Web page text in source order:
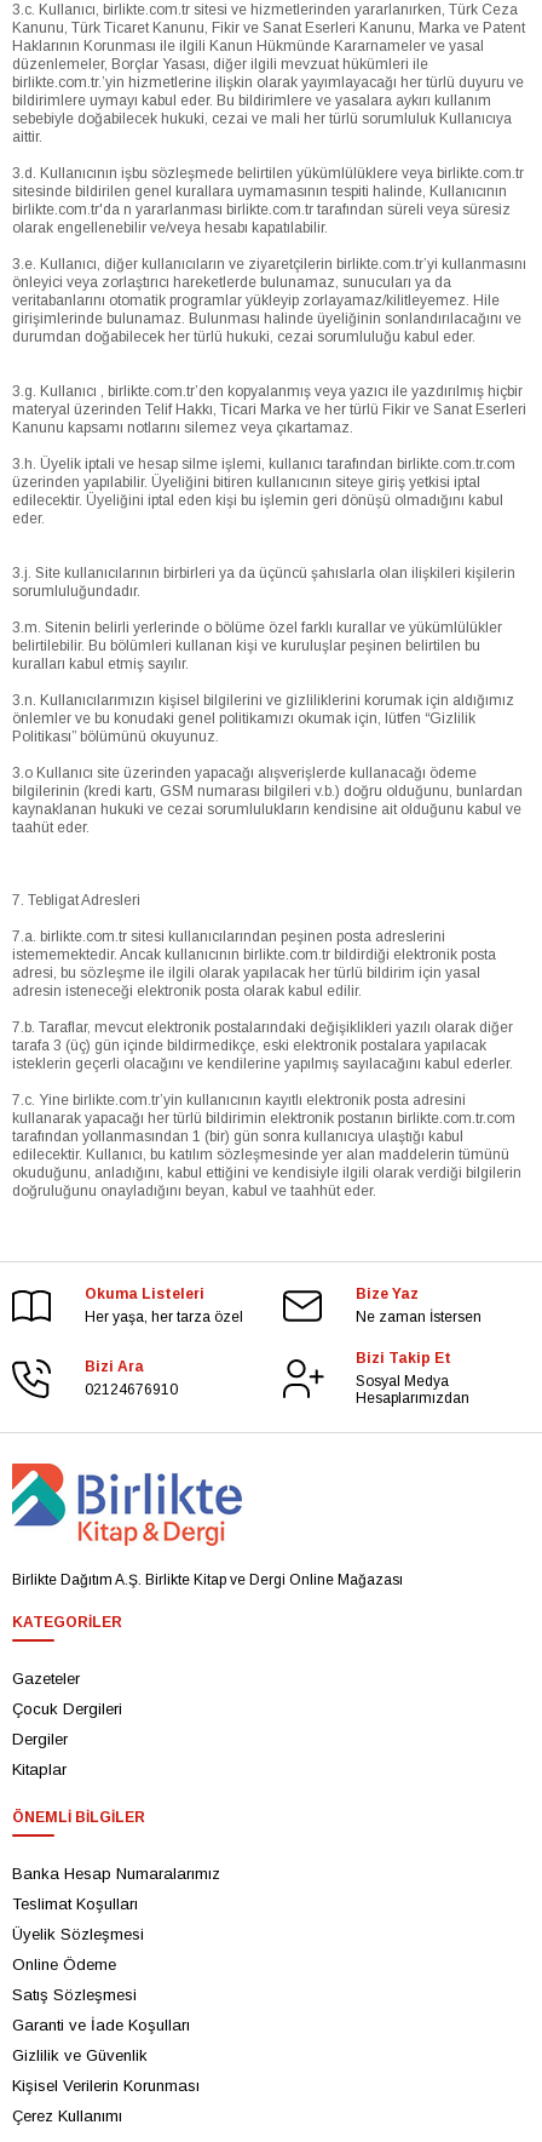
3.c. Kullanıcı, birlikte.com.tr sitesi ve hizmetlerinden yararlanırken, Türk Ceza
Kanunu, Türk Ticaret Kanunu, Fikir ve Sanat Eserleri Kanunu, Marka ve Patent
Haklarının Korunması ile ilgili Kanun Hükmünde Kararnameler ve yasal
düzenlemeler, Borçlar Yasası, diğer ilgili mevzuat hükümleri ile
birlikte.com.tr.’yin hizmetlerine ilişkin olarak yayımlayacağı her türlü duyuru ve
bildirimlere uymayı kabul eder. Bu bildirimlere ve yasalara aykırı kullanım
sebebiyle doğabilecek hukuki, cezai ve mali her türlü sorumluluk Kullanıcıya
aittir.
3.d. Kullanıcının işbu sözleşmede belirtilen yükümlülüklere veya birlikte.com.tr
sitesinde bildirilen genel kurallara uymamasının tespiti halinde, Kullanıcının
birlikte.com.tr'da n yararlanması birlikte.com.tr tarafından süreli veya süresiz
olarak engellenebilir ve/veya hesabı kapatılabilir.
3.e. Kullanıcı, diğer kullanıcıların ve ziyaretçilerin birlikte.com.tr’yi kullanmasını
önleyici veya zorlaştırıcı hareketlerde bulunamaz, sunucuları ya da
veritabanlarını otomatik programlar yükleyip zorlayamaz/kilitleyemez. Hile
girişimlerinde bulunamaz. Bulunması halinde üyeliğinin sonlandırılacağını ve
durumdan doğabilecek her türlü hukuki, cezai sorumluluğu kabul eder.
3.g. Kullanıcı , birlikte.com.tr’den kopyalanmış veya yazıcı ile yazdırılmış hiçbir
materyal üzerinden Telif Hakkı, Ticari Marka ve her türlü Fikir ve Sanat Eserleri
Kanunu kapsamı notlarını silemez veya çıkartamaz.
3.h. Üyelik iptali ve hesap silme işlemi, kullanıcı tarafından birlikte.com.tr.com
üzerinden yapılabilir. Üyeliğini bitiren kullanıcının siteye giriş yetkisi iptal
edilecektir. Üyeliğini iptal eden kişi bu işlemin geri dönüşü olmadığını kabul
eder.
3.j. Site kullanıcılarının birbirleri ya da üçüncü şahıslarla olan ilişkileri kişilerin
sorumluluğundadır.
3.m. Sitenin belirli yerlerinde o bölüme özel farklı kurallar ve yükümlülükler
belirtilebilir. Bu bölümleri kullanan kişi ve kuruluşlar peşinen belirtilen bu
kuralları kabul etmiş sayılır.
3.n. Kullanıcılarımızın kişisel bilgilerini ve gizliliklerini korumak için aldığımız
önlemler ve bu konudaki genel politikamızı okumak için, lütfen “Gizlilik
Politikası” bölümünü okuyunuz.
3.o Kullanıcı site üzerinden yapacağı alışverişlerde kullanacağı ödeme
bilgilerinin (kredi kartı, GSM numarası bilgileri v.b.) doğru olduğunu, bunlardan
kaynaklanan hukuki ve cezai sorumlulukların kendisine ait olduğunu kabul ve
taahüt eder.
7. Tebligat Adresleri
7.a. birlikte.com.tr sitesi kullanıcılarından peşinen posta adreslerini
istememektedir. Ancak kullanıcının birlikte.com.tr bildirdiği elektronik posta
adresi, bu sözleşme ile ilgili olarak yapılacak her türlü bildirim için yasal
adresin isteneceği elektronik posta olarak kabul edilir.
7.b. Taraflar, mevcut elektronik postalarındaki değişiklikleri yazılı olarak diğer
tarafa 3 (üç) gün içinde bildirmedikçe, eski elektronik postalara yapılacak
isteklerin geçerli olacağını ve kendilerine yapılmış sayılacağını kabul ederler.
7.c. Yine birlikte.com.tr’yin kullanıcının kayıtlı elektronik posta adresini
kullanarak yapacağı her türlü bildirimin elektronik postanın birlikte.com.tr.com
tarafından yollanmasından 1 (bir) gün sonra kullanıcıya ulaştığı kabul
edilecektir. Kullanıcı, bu katılım sözleşmesinde yer alan maddelerin tümünü
okuduğunu, anladığını, kabul ettiğini ve kendisiyle ilgili olarak verdiği bilgilerin
doğruluğunu onayladığını beyan, kabul ve taahhüt eder.
Okuma Listeleri
Her yaşa, her tarza özel
Bize Yaz
Ne zaman İstersen
Bizi Ara
02124676910
Bizi Takip Et
Sosyal Medya
Hesaplarımızdan
Birlikte Dağıtım A.Ş. Birlikte Kitap ve Dergi Online Mağazası
KATEGORILER
Gazeteler
Çocuk Dergileri
Dergiler
Kitaplar
ÖNEMLI BILGILER
Banka Hesap Numaralarımız
Teslimat Koşulları
Üyelik Sözleşmesi
Online Ödeme
Satış Sözleşmesi
Garanti ve İade Koşulları
Gizlilik ve Güvenlik
Kişisel Verilerin Korunması
Çerez Kullanımı